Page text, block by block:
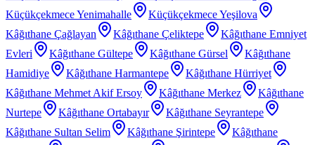
Küçükçekmece Yenimahalle
Küçükçekmece Yeşilova
Kâğıthane Çağlayan
Kâğıthane Çeliktepe
Kâğıthane Emniyet
Evleri
Kâğıthane Gültepe Kâğıthane Gürsel
Kâğıthane
Hamidiye
Kâğıthane Harmantepe
Kâğıthane Hürriyet
Kâğıthane Mehmet Akif Ersoy
Kâğıthane Merkez
Kâğıthane
Nurtepe
Kâğıthane Ortabayır
Kâğıthane Seyrantepe
Kâğıthane Sultan Selim
Kâğıthane Şirintepe
Kâğıthane